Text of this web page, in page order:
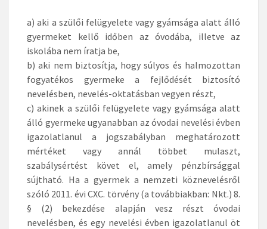
a) aki a szülői felügyelete vagy gyámsága alatt álló
gyermeket kellő időben az óvodába, illetve az
iskolába nem íratja be,
b) aki nem biztosítja, hogy súlyos és halmozottan
fogyatékos gyermeke a fejlődését biztosító
nevelésben, nevelés-oktatásban vegyen részt,
c) akinek a szülői felügyelete vagy gyámsága alatt
álló gyermeke ugyanabban az óvodai nevelési évben
igazolatlanul a jogszabályban meghatározott
mértéket vagy annál többet mulaszt,
szabálysértést követ el, amely pénzbírsággal
sújtható. Ha a gyermek a nemzeti köznevelésről
szóló 2011. évi CXC. törvény (a továbbiakban: Nkt.) 8.
§ (2) bekezdése alapján vesz részt óvodai
nevelésben, és egy nevelési évben igazolatlanul öt